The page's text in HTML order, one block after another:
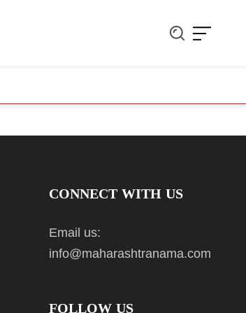
CONNECT WITH US
Email us:
info@maharashtranama.com